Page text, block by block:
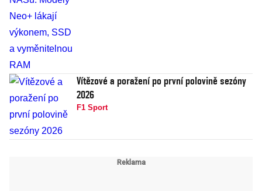
Vítězové a poražení po první polovině sezóny
2026
F1 Sport